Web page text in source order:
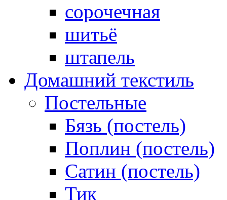
сорочечная
шитьё
штапель
Домашний текстиль
Постельные
Бязь (постель)
Поплин (постель)
Сатин (постель)
Тик